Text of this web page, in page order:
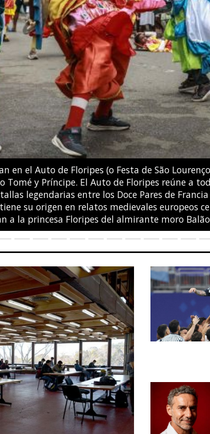
al suroeste de la Ciudad de
a una potente erupción del volcán Fuego,
ORDONEZ / AFP